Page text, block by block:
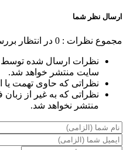
ارسال نظر شما
مجموع نظرات : 0 در انتظار
نظرات ارسال شده توسط
سایت منتشر خواهد شد.
نظراتی که حاوی تهمت یا
نظراتی که به غیر از
منتشر نخواهد شد.